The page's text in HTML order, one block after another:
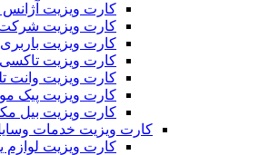
کارت ویزیت آژانس
کارت ویزیت
کارت ویزیت باربری
کارت ویزیت تاکسی
کارت ویزیت وانت
کارت ویزیت پیک
کارت ویزیت بیل
کارت ویزیت خدمات
کارت ویزیت لوازم